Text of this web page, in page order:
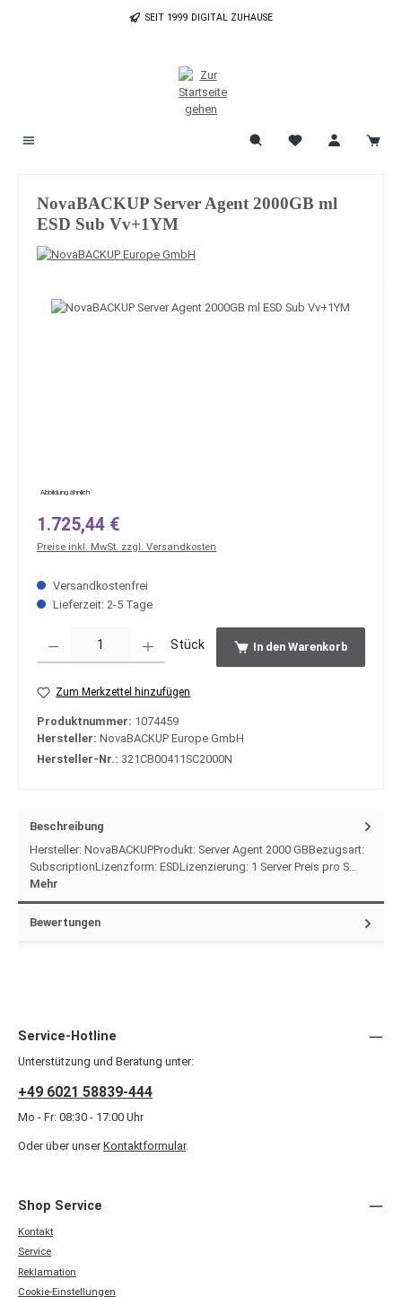
Zum Hauptinhalt springen SEIT 1999 DIGITAL ZUHAUSE
NovaBACKUP Server Agent 2000GB ml
ESD Sub Vv+1YM
Bildergalerie überspringen
Abbildung ähnlich
Regulärer Preis:
1.725,44 €
Preise inkl. MwSt. zzgl. Versandkosten
Versandkostenfrei
Lieferzeit: 2-5 Tage
Stück In den Warenkorb
Zum Merkzettel hinzufügen
Produktnummer: 1074459
Hersteller: NovaBACKUP Europe GmbH
Hersteller-Nr.: 321CB00411SC2000N
Beschreibung
Hersteller: NovaBACKUPProdukt: Server Agent 2000 GBBezugsart:
SubscriptionLizenzform: ESDLizenzierung: 1 Server Preis pro S…
Mehr
Bewertungen
Service-Hotline
Unterstützung und Beratung unter:
+49 6021 58839-444
Mo - Fr: 08:30 - 17:00 Uhr
Oder über unser Kontaktformular.
Shop Service
Kontakt
Service
Reklamation
Cookie-Einstellungen